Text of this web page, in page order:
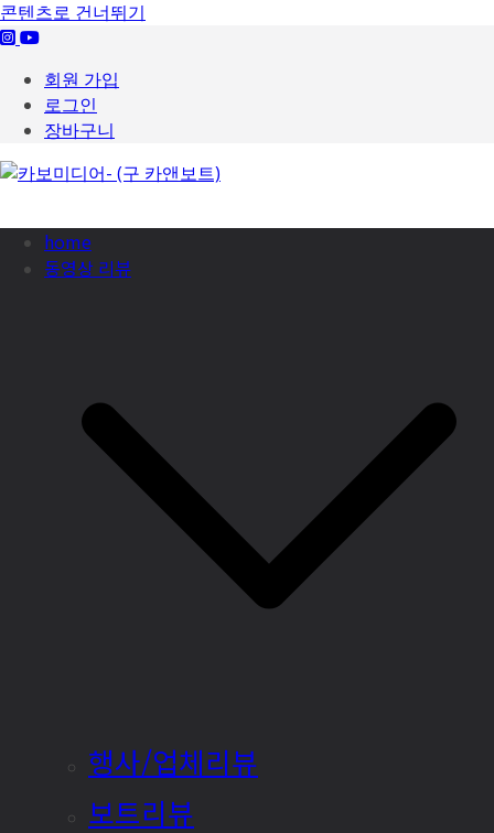
콘텐츠로 건너뛰기
회원 가입
로그인
장바구니
home
동영상 리뷰
행사/업체리뷰
보트리뷰